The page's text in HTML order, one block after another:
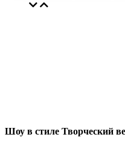
Шоу в стиле Творческий